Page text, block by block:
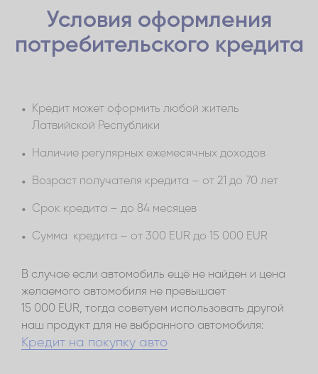
после оформления кредитного договора.
Если счет в другом банке, запрошенную сумму
получишь на свой счет в течение 3 рабочих
дней после оформления кредитного договора.
срока действия договора.
Условия оформления
потребительского кредита
Кредит может оформить любой житель
Латвийской Республики
Наличие регулярных ежемесячных доходов
Возраст получателя кредита – от 21 до 70 лет
Срок кредита – до 84 месяцев
Сумма кредита – от 300 EUR до 15 000 EUR
В случае если автомобиль ещё не найден и цена
желаемого автомобиля не превышает
15 000 EUR, тогда советуем использовать другой
наш продукт для не выбранного автомобиля:
Кредит на покупку авто